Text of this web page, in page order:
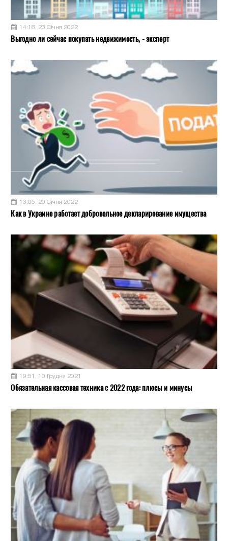
14:18, 23 Січня 2022
Выгодно ли сейчас покупать недвижимость, - эксперт
13:05, 20 Січня 2022
Как в Украине работает добровольное декларирование имущества
19:51, 10 Грудня 2021
Обязательная кассовая техника с 2022 года: плюсы и минусы